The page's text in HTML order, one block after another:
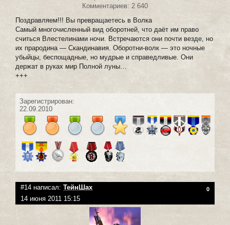
Комментариев: 2 640
Поздравляем!!! Вы превращаетесь в Волка
Самый многочисленный вид оборотней, что даёт им право
считься Влестелинами ночи. Встречаются они почти везде, но
их прародина — Скандинавия. Оборотни-волк — это ночные
убыйцы, беспощадные, но мудрые и справедливые. Они
держат в руках мир Полной луны…
+++
Зарегистрирован:
22.09.2010
#14 написал: ТейнШах 0
14 июня 2011 15:15